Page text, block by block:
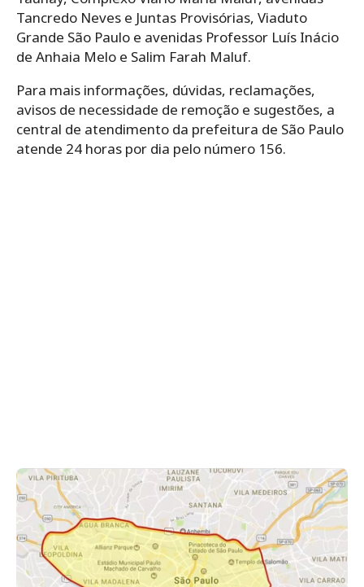
Tancredo Neves e Juntas Provisórias, Viaduto
Grande São Paulo e avenidas Professor Luís Inácio
de Anhaia Melo e Salim Farah Maluf.
Para mais informações, dúvidas, reclamações,
avisos de necessidade de remoção e sugestões, a
central de atendimento da prefeitura de São Paulo
atende 24 horas por dia pelo número 156.